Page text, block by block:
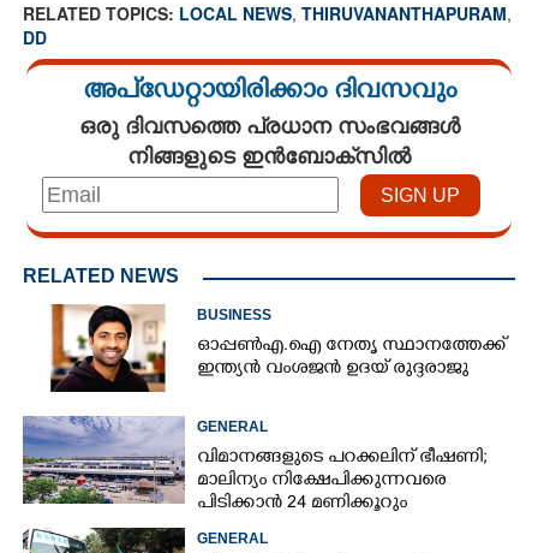
RELATED TOPICS: LOCAL NEWS, THIRUVANANTHAPURAM,
DD
അപ്ഡേറ്റായിരിക്കാം ദിവസവും
ഒരു ദിവസത്തെ പ്രധാന സംഭവങ്ങൾ
നിങ്ങളുടെ ഇൻബോക്സിൽ
RELATED NEWS
BUSINESS
ഓപ്പൺഎ.ഐ നേതൃ സ്ഥാനത്തേക്ക്
ഇന്ത്യൻ വംശജൻ ഉദയ് രുദ്ദരാജു
GENERAL
വിമാനങ്ങളുടെ പറക്കലിന് ഭീഷണി;​
മാലിന്യം നിക്ഷേപിക്കുന്നവരെ
പിടിക്കാൻ 24 മണിക്കൂറും
പ്രവർത്തിക്കുന്ന സ്‌ക്വാഡ്
GENERAL